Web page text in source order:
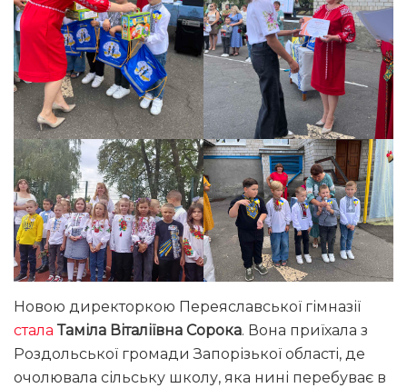
Новою директоркою Переяславської гімназії
стала Таміла Віталіївна Сорока. Вона приїхала з
Роздольської громади Запорізької області, де
очолювала сільську школу, яка нині перебуває в